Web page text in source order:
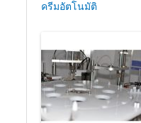
ครีมอัตโนมัติ